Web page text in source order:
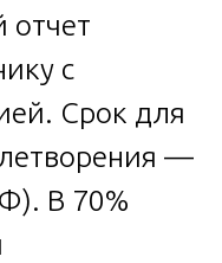
отчет
с
Срок для
—
В 70%